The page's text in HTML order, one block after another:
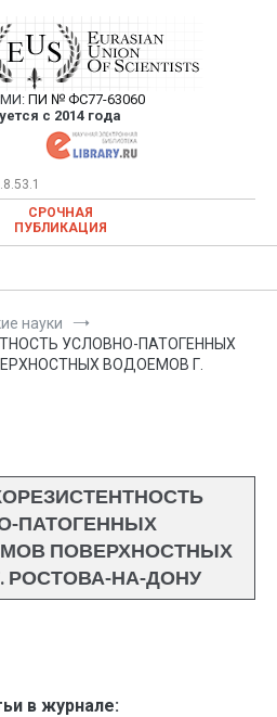
Союз Ученых —
статей в
научном журнале
ПИ № ФС77-63060
с 2014 года
— публикация научных статей в
научном журнале
СРОЧНАЯ
ПУБЛИКАЦИЯ
науки
УСЛОВНО-ПАТОГЕННЫХ
ВОДОЕМОВ Г.
ПАТОГЕННЫХ
ПОВЕРХНОСТНЫХ
РОСТОВА-НА-ДОНУ
в журнале: